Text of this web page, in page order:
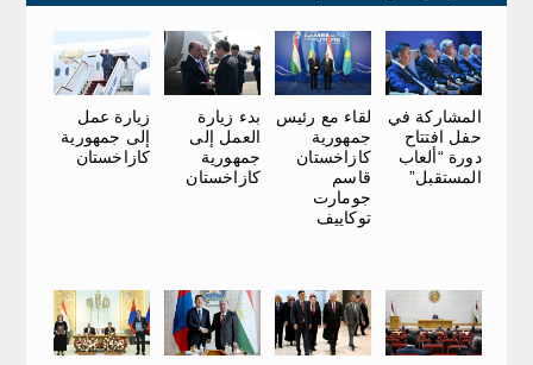
المشاركة في
حفل افتتاح
دورة “ألعاب
المستقبل”
لقاء مع رئيس
جمهورية
كازاخستان
قاسم
جومارت
توكاييف
بدء زيارة
العمل إلى
جمهورية
كازاخستان
زيارة عمل
إلى جمهورية
كازاخستان